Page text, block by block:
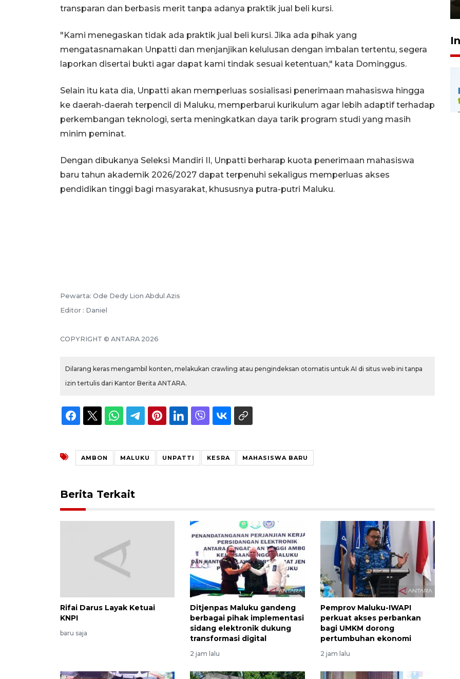
transparan dan berbasis merit tanpa adanya praktik jual beli kursi.
"Kami menegaskan tidak ada praktik jual beli kursi. Jika ada pihak yang
mengatasnamakan Unpatti dan menjanjikan kelulusan dengan imbalan tertentu, segera
laporkan disertai bukti agar dapat kami tindak sesuai ketentuan," kata Dominggus.
Selain itu kata dia, Unpatti akan memperluas sosialisasi penerimaan mahasiswa hingga
ke daerah-daerah terpencil di Maluku, memperbarui kurikulum agar lebih adaptif terhadap
perkembangan teknologi, serta meningkatkan daya tarik program studi yang masih
minim peminat.
Dengan dibukanya Seleksi Mandiri II, Unpatti berharap kuota penerimaan mahasiswa
baru tahun akademik 2026/2027 dapat terpenuhi sekaligus memperluas akses
pendidikan tinggi bagi masyarakat, khususnya putra-putri Maluku.
Pewarta: Ode Dedy Lion Abdul Azis
Editor : Daniel
COPYRIGHT © ANTARA 2026
Dilarang keras mengambil konten, melakukan crawling atau pengindeksan otomatis untuk AI di situs web ini tanpa
izin tertulis dari Kantor Berita ANTARA.
AMBON MALUKU UNPATTI KESRA MAHASISWA BARU
Berita Terkait
Rifai Darus Layak Ketuai
KNPI
baru saja
Ditjenpas Maluku gandeng
berbagai pihak implementasi
sidang elektronik dukung
transformasi digital
2 jam lalu
Pemprov Maluku-IWAPI
perkuat akses perbankan
bagi UMKM dorong
pertumbuhan ekonomi
2 jam lalu
23 Juli 2026 14:28
jalanan Jakarta